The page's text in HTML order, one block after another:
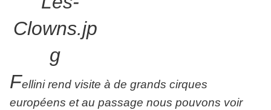
Fellini rend visite à de grands cirques
européens et au passage nous pouvons voir